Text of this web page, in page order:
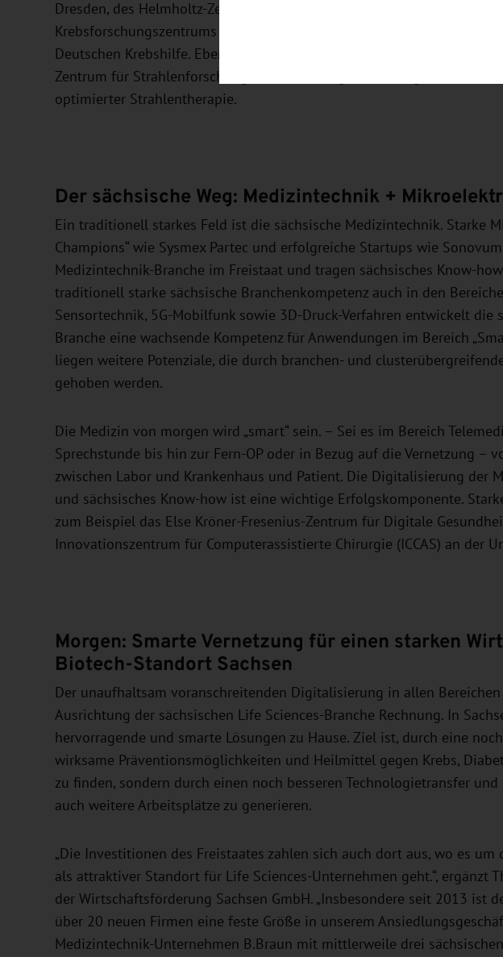
Dresden, des Helmholtz-Zentrums Dresden-Rossendorf (HZDR) und des
Krebsforschungszentrums (DKFZ) und gehört zu den fünf
Deutschen Krebshilfe. Ebenfalls in Dresden arbeiten die
Zentrum für Strahlenforschung in der Onkologie an biologisch
optimierter Strahlentherapie.
Der sächsische Weg: Medizintechnik +
Ein traditionell starkes Feld ist die sächsische Medizintechnik. Starke
Champions“ wie Sysmex Partec und erfolgreiche Startups wie
Medizintechnik-Branche im Freistaat und tragen sächsisches Know-
traditionell starke sächsische Branchenkompetenz auch in den
Sensortechnik, 5G-Mobilfunk sowie 3D-Druck-Verfahren entwickelt die
Branche eine wachsende Kompetenz für Anwendungen im Bereich
liegen weitere Potenziale, die durch branchen- und
gehoben werden.
Die Medizin von morgen wird „smart“ sein. – Sei es im Bereich
Sprechstunde bis hin zur Fern-OP oder in Bezug auf die Vernetzung –
zwischen Labor und Krankenhaus und Patient. Die Digitalisierung der
und sächsisches Know-how ist eine wichtige Erfolgskomponente.
zum Beispiel das Else Kröner-Fresenius-Zentrum für Digitale
Innovationszentrum für Computerassistierte Chirurgie (ICCAS) an der
Morgen: Smarte Vernetzung für einen starken
Biotech-Standort Sachsen
Der unaufhaltsam voranschreitenden Digitalisierung in allen
Ausrichtung der sächsischen Life Sciences-Branche Rechnung. In
hervorragende und smarte Lösungen zu Hause. Ziel ist, durch eine
wirksame Präventionsmöglichkeiten und Heilmittel gegen Krebs,
zu finden, sondern durch einen noch besseren Technologietransfer
auch weitere Arbeitsplätze zu generieren.
„Die Investitionen des Freistaates zahlen sich auch dort aus, wo es um
als attraktiver Standort für Life Sciences-Unternehmen geht.“, ergänzt
der Wirtschaftsförderung Sachsen GmbH. „Insbesondere seit 2013 ist
über 20 neuen Firmen eine feste Größe in unserem
Medizintechnik-Unternehmen B.Braun mit mittlerweile drei